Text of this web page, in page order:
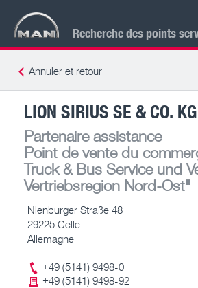
Recherche des points
Annuler et retour
LION SIRIUS SE & CO. KG
Partenaire assistance
Point de vente du
Truck & Bus Service und
Vertriebsregion Nord-Ost"
Nienburger Straße 48
29225 Celle
Allemagne
+49 (5141) 9498-0
+49 (5141) 9498-92